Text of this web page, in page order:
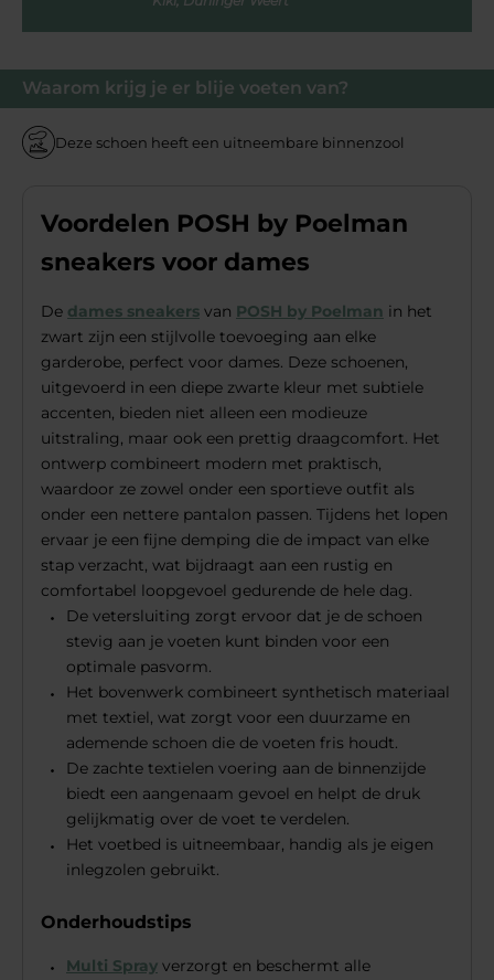
Waarom krijg je er blije voeten van?
Deze schoen heeft een uitneembare binnenzool
Voordelen POSH by Poelman
sneakers voor dames
De dames sneakers van POSH by Poelman in het
zwart zijn een stijlvolle toevoeging aan elke
garderobe, perfect voor dames. Deze schoenen,
uitgevoerd in een diepe zwarte kleur met subtiele
accenten, bieden niet alleen een modieuze
uitstraling, maar ook een prettig draagcomfort. Het
ontwerp combineert modern met praktisch,
waardoor ze zowel onder een sportieve outfit als
onder een nettere pantalon passen. Tijdens het lopen
ervaar je een fijne demping die de impact van elke
stap verzacht, wat bijdraagt aan een rustig en
comfortabel loopgevoel gedurende de hele dag.
De vetersluiting zorgt ervoor dat je de schoen
stevig aan je voeten kunt binden voor een
optimale pasvorm.
Het bovenwerk combineert synthetisch materiaal
met textiel, wat zorgt voor een duurzame en
ademende schoen die de voeten fris houdt.
De zachte textielen voering aan de binnenzijde
biedt een aangenaam gevoel en helpt de druk
gelijkmatig over de voet te verdelen.
Het voetbed is uitneembaar, handig als je eigen
inlegzolen gebruikt.
Onderhoudstips
Multi Spray verzorgt en beschermt alle